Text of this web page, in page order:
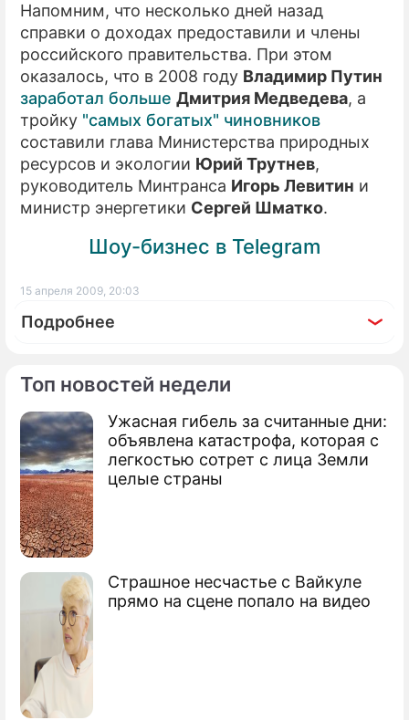
Топ новостей недели
Ужасная гибель за считанные дни:
объявлена катастрофа, которая с
легкостью сотрет с лица Земли
целые страны
Страшное несчастье с Вайкуле
прямо на сцене попало на видео
Напомним, что несколько дней назад
справки о доходах предоставили и члены
российского правительства. При этом
оказалось, что в 2008 году Владимир Путин
заработал больше Дмитрия Медведева, а
тройку "самых богатых" чиновников
составили глава Министерства природных
ресурсов и экологии Юрий Трутнев,
руководитель Минтранса Игорь Левитин и
министр энергетики Сергей Шматко.
Шоу-бизнес в Telegram
15 апреля 2009, 20:03
Подробнее
По теме
Продолжение: Генпрокурор
отчитался о доходах
Путин обогнал Медведева по доходам
Министры раскрыли семейные доходы
Сюжеты
Доходы чиновников